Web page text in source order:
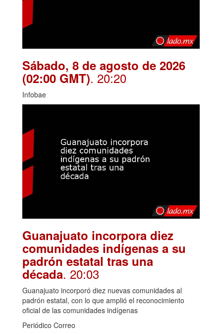
Sábado, 8 de agosto de 2026
(02:00 GMT). 20:20
Infobae
Guanajuato incorpora diez
comunidades indígenas a su
padrón estatal tras una
década. 20:03
Guanajuato incorporó diez nuevas comunidades al
padrón estatal, con lo que amplió el reconocimiento
oficial de las comunidades indígenas
Periódico Correo